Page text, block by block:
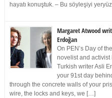
hayatı konuştuk. – Bu söyleşiyi
Margaret Atwood
Erdoğan
On PEN’s Day of
novelist and activist
Turkish writer Asli
your 91st day
through the concrete walls of your
wire, the locks and keys, we […]